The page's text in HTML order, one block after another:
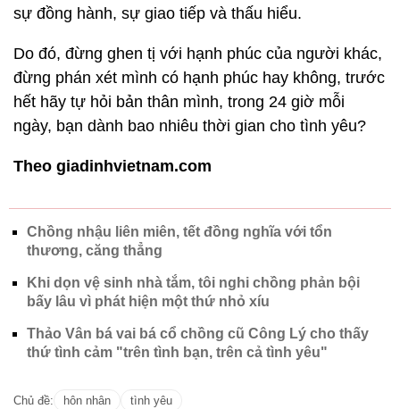
sự đồng hành, sự giao tiếp và thấu hiểu.
Do đó, đừng ghen tị với hạnh phúc của người khác,
đừng phán xét mình có hạnh phúc hay không, trước
hết hãy tự hỏi bản thân mình, trong 24 giờ mỗi
ngày, bạn dành bao nhiêu thời gian cho tình yêu?
Theo giadinhvietnam.com
Chồng nhậu liên miên, tết đồng nghĩa với tổn
thương, căng thẳng
Khi dọn vệ sinh nhà tắm, tôi nghi chồng phản bội
bấy lâu vì phát hiện một thứ nhỏ xíu
Thảo Vân bá vai bá cổ chồng cũ Công Lý cho thấy
thứ tình cảm "trên tình bạn, trên cả tình yêu"
Chủ đề: hôn nhân tình yêu